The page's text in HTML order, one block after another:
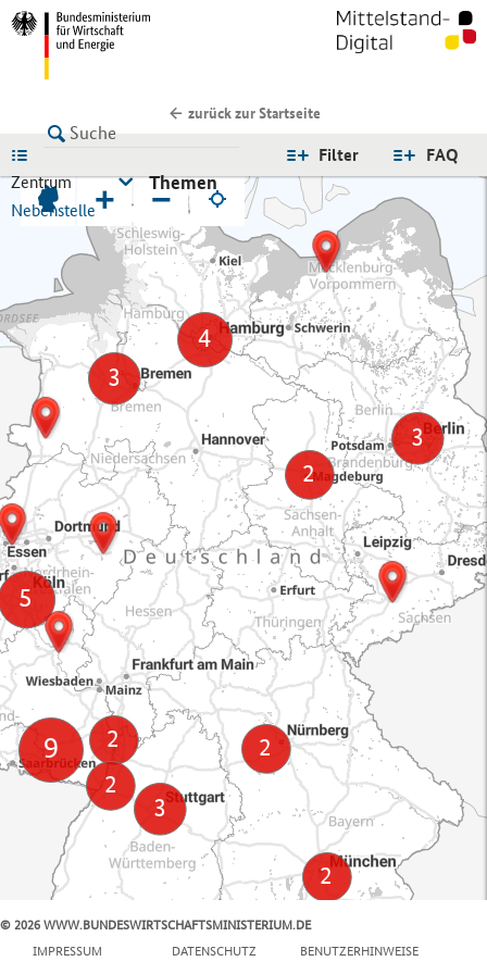
zurück zur Startseite
FAQ
Filter
Zentrum
Nebenstelle
Themen
+ −
© 2026 WWW.BUNDESWIRTSCHAFTSMINISTERIUM.DE
IMPRESSUM
DATENSCHUTZ BENUTZERHINWEISE